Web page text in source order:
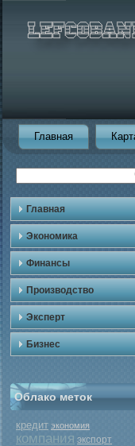
Главная
Главная
Экономика
Финансы
Производство
Эксперт
Бизнес
Облако меток
кредит экономия
компания экспорт